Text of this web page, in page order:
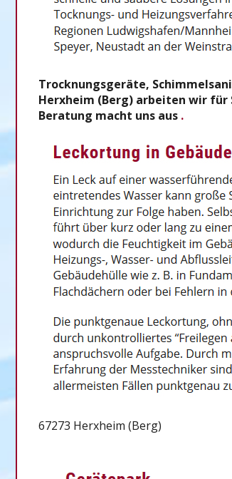
Trocknungsgeräte,
Herxheim (Berg) arbeiten wir für
Beratung macht uns aus .
67273 Herxheim (Berg)